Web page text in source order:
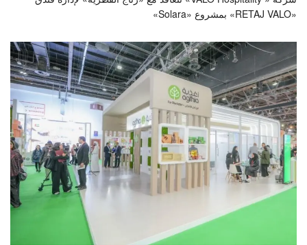
«RETAJ VALO» بمشروع «Solara»